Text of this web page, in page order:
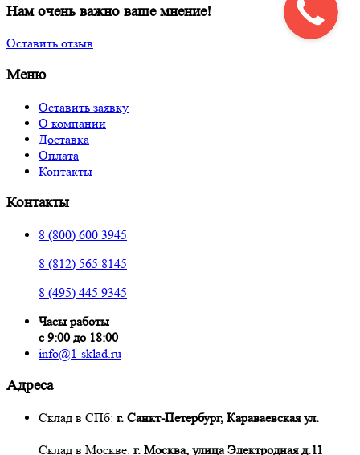
Нам очень важно ваше мнение!
Оставить отзыв
Меню
Оставить заявку
О компании
Доставка
Оплата
Контакты
Контакты
8 (800) 600 3945
8 (812) 565 8145
8 (495) 445 9345
Часы работы
с 9:00 до 18:00
info@1-sklad.ru
Адреса
Склад в СПб: г. Санкт-Петербург, Караваевская ул.
Склад в Москве: г. Москва, улица Электродная д.11